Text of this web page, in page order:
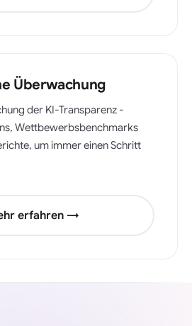
Überwachung
der KI-Transparenz -
Wettbewerbsbenchmarks
um immer einen Schritt
erfahren →